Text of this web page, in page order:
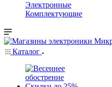
Электронные
Комплектующие
Каталог